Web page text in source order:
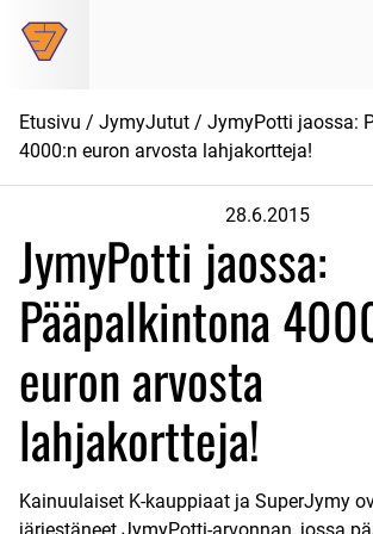
suoraan
Etusivu / JymyJutut / JymyPotti jaossa:
4000:n euron arvosta lahjakortteja!
28.6.2015
JymyPotti jaossa:
Pääpalkintona
euron arvosta
lahjakortteja!
Kainuulaiset K-kauppiaat ja SuperJymy